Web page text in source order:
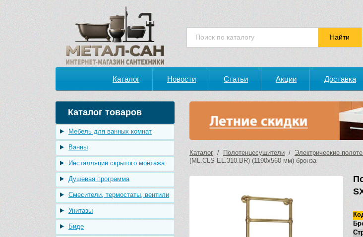
Каталог Новости Статьи Акции Доставка
Каталог товаров
Мебель для ванных комнат
Ванны
Инсталляции скрытого монтажа
Душевая программа
Смесители, термостаты, вентили
Унитазы
Биде
Каталог / Полотенцесушители / Электрические
(ML.CLS-EL.310.BR) (1190х560 мм) бронза